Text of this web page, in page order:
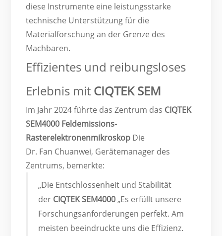
diese Instrumente eine leistungsstarke
technische Unterstützung für die
Materialforschung an der Grenze des
Machbaren.
Effizientes und reibungsloses
Erlebnis mit CIQTEK SEM
Im Jahr 2024 führte das Zentrum das CIQTEK
SEM4000 Feldemissions-
Rasterelektronenmikroskop Die
Dr. Fan Chuanwei, Gerätemanager des
Zentrums, bemerkte:
„Die Entschlossenheit und Stabilität
der CIQTEK SEM4000„Es erfüllt unsere
Forschungsanforderungen perfekt. Am
meisten beeindruckte uns die Effizienz.